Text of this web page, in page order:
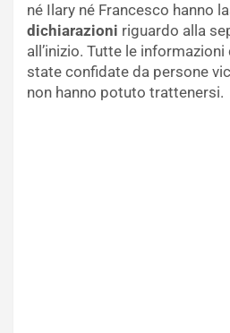
né Ilary né Francesco hanno
dichiarazioni riguardo alla
all’inizio. Tutte le
state confidate da persone
non hanno potuto trattenersi.